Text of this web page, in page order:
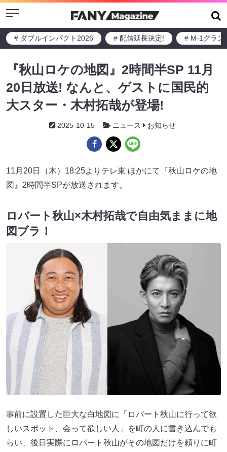
Menu
# ダブルインパクト2026 # 配信延長決定! # M-1グラン
『秋山ロケの地図』2時間半SP 11月
20日放送! なんと、ゲストに国民的
大スター・木村拓哉が登場!
2025-10-15 ニュース お知らせ
11月20日（木）18:25よりテレ東 ほかにて『秋山ロケの地
図』2時間半SPが放送されます。
ロバート秋山×木村拓哉で自由気ままに地
図ブラ！
事前に設置した巨大な白地図に「ロバート秋山に行って欲
しいスポット、会って欲しい人」を町の人に書き込んでも
らい、後日実際にロバート秋山がその地図だけを頼りに町